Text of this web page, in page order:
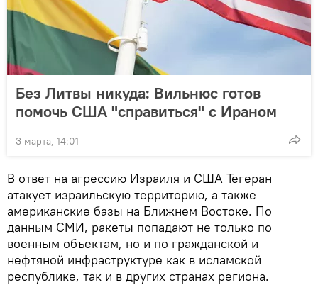
Без Литвы никуда: Вильнюс готов
помочь США "справиться" с Ираном
3 марта, 14:01
В ответ на агрессию Израиля и США Тегеран
атакует израильскую территорию, а также
американские базы на Ближнем Востоке. По
данным СМИ, ракеты попадают не только по
военным объектам, но и по гражданской и
нефтяной инфраструктуре как в исламской
республике, так и в других странах региона.